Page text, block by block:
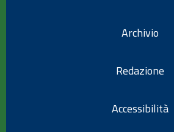
Archivio
Redazione
Accessibilità